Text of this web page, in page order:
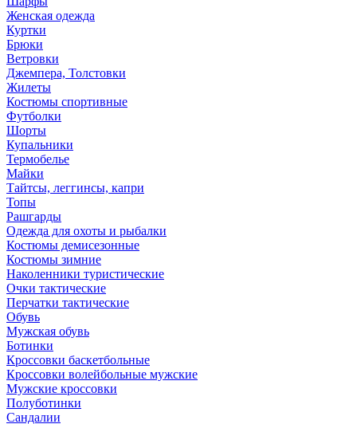
Женская одежда
Куртки
Брюки
Ветровки
Джемпера, Толстовки
Жилеты
Костюмы спортивные
Футболки
Шорты
Купальники
Термобелье
Майки
Тайтсы, леггинсы, капри
Топы
Рашгарды
Одежда для охоты и рыбалки
Костюмы демисезонные
Костюмы зимние
Наколенники туристические
Очки тактические
Перчатки тактические
Обувь
Мужская обувь
Ботинки
Кроссовки баскетбольные
Кроссовки волейбольные мужские
Мужские кроссовки
Полуботинки
Сандалии